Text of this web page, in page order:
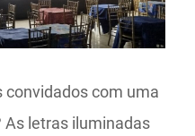
convidados com uma
As letras iluminadas